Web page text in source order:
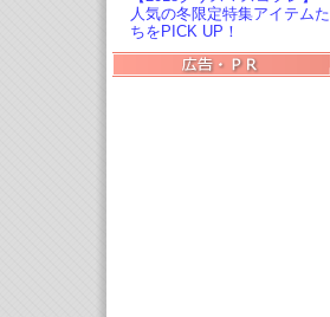
人気の冬限定特集アイテムた
ちをPICK UP！